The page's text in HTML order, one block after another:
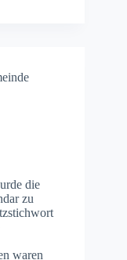
die
zu
waren